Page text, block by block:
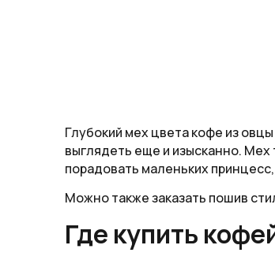
Глубокий мех цвета кофе из
выглядеть еще и изысканно. Мех
порадовать маленьких
Можно также заказать пошив
Где купить